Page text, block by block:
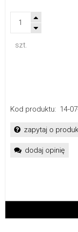
szt.
Kod produktu: 14-
zapytaj o
dodaj opinię